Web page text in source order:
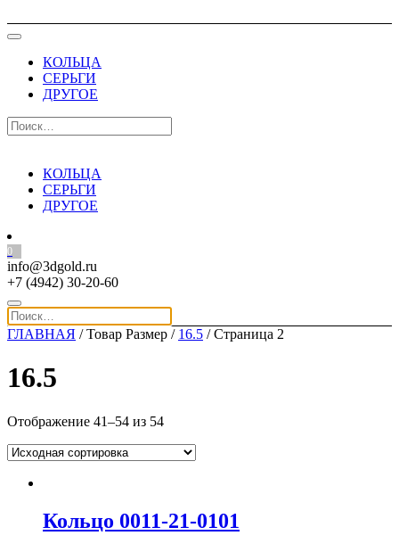
КОЛЬЦА
СЕРЬГИ
ДРУГОЕ
КОЛЬЦА
СЕРЬГИ
ДРУГОЕ
0
info@3dgold.ru
+7 (4942) 30-20-60
ГЛАВНАЯ / Товар Размер / 16.5 / Страница 2
16.5
Отображение 41–54 из 54
Кольцо 0011-21-0101